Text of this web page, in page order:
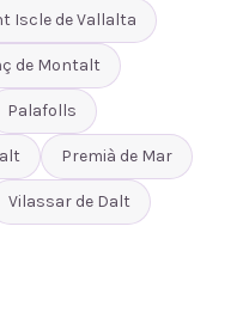
Iscle de Vallalta
de Montalt
Palafolls
Premià de Mar
Vilassar de Dalt